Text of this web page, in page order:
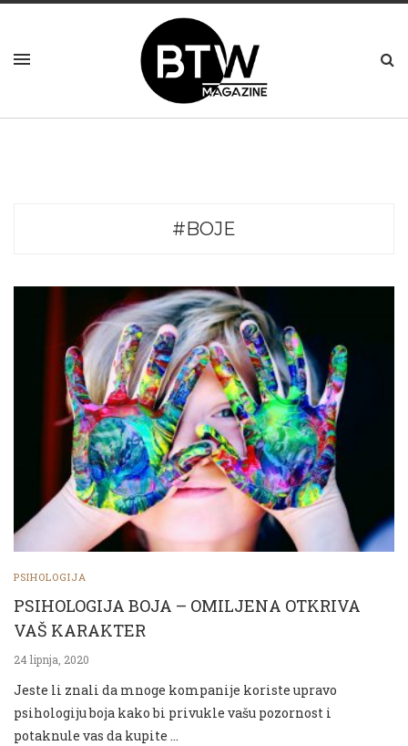
#BOJE
PSIHOLOGIJA
PSIHOLOGIJA BOJA – OMILJENA OTKRIVA
VAŠ KARAKTER
24 lipnja, 2020
Jeste li znali da mnoge kompanije koriste upravo
psihologiju boja kako bi privukle vašu pozornost i
potaknule vas da kupite …